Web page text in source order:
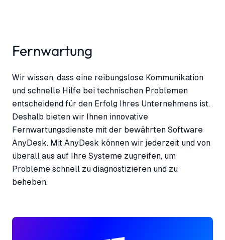
Fernwartung
Wir wissen, dass eine reibungslose Kommunikation
und schnelle Hilfe bei technischen Problemen
entscheidend für den Erfolg Ihres Unternehmens ist.
Deshalb bieten wir Ihnen innovative
Fernwartungsdienste mit der bewährten Software
AnyDesk. Mit AnyDesk können wir jederzeit und von
überall aus auf Ihre Systeme zugreifen, um
Probleme schnell zu diagnostizieren und zu
beheben.